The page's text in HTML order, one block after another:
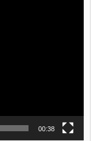
00:38